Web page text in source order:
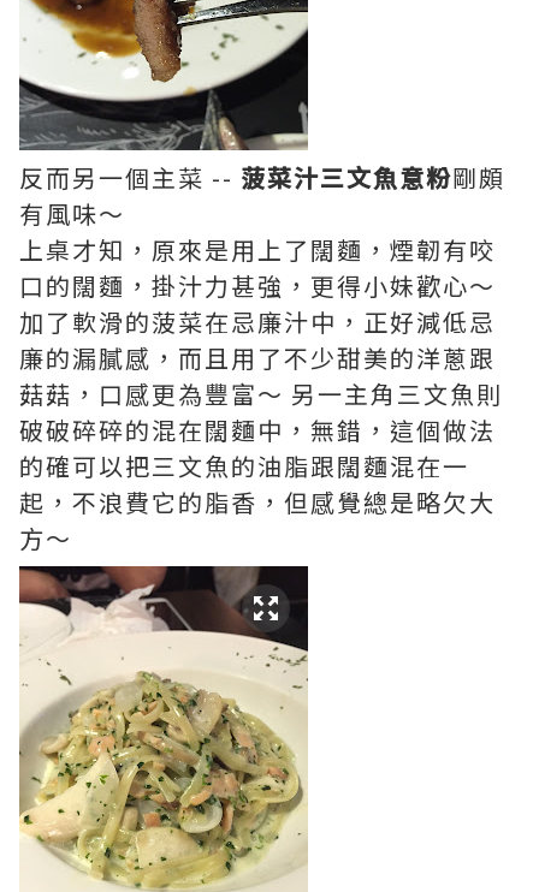
反而另一個主菜 -- 菠菜汁三文魚意粉剛頗
有風味～
上桌才知，原來是用上了闊麵，煙韌有咬
口的闊麵，掛汁力甚強，更得小妹歡心～
加了軟滑的菠菜在忌廉汁中，正好減低忌
廉的漏膩感，而且用了不少甜美的洋蔥跟
菇菇，口感更為豐富～ 另一主角三文魚則
破破碎碎的混在闊麵中，無錯，這個做法
的確可以把三文魚的油脂跟闊麵混在一
起，不浪費它的脂香，但感覺總是略欠大
方～